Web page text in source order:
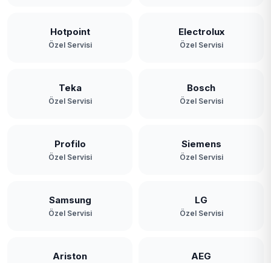
Hotpoint
Özel Servisi
Electrolux
Özel Servisi
Teka
Özel Servisi
Bosch
Özel Servisi
Profilo
Özel Servisi
Siemens
Özel Servisi
Samsung
Özel Servisi
LG
Özel Servisi
Ariston AEG